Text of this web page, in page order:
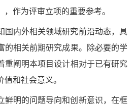
作为评审立项的重要参考。
国内外相关领域研究前沿动态，具
的相关前期研究成果。除必要的学
重阐明本项目设计相对于已有研究
和社会意义。
鲜明的问题导向和创新意识，在框